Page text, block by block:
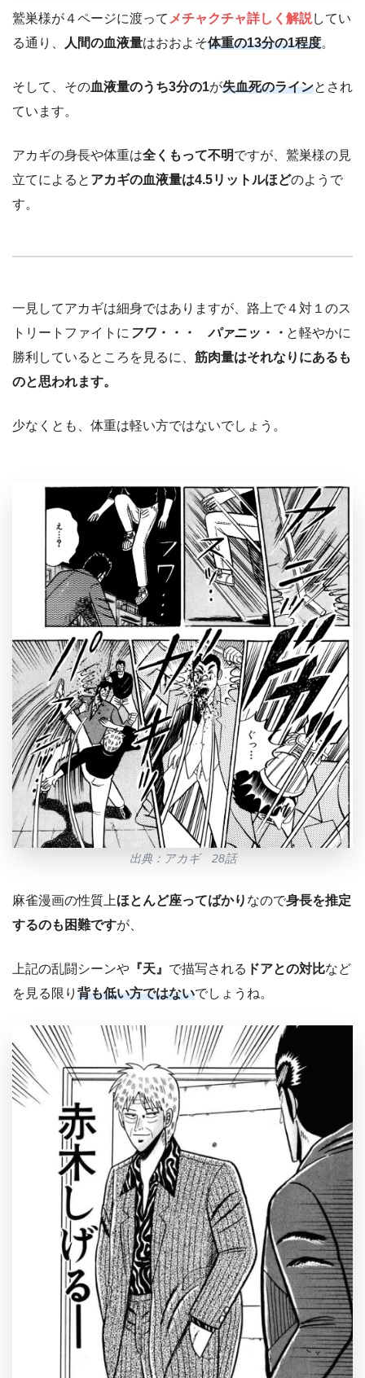
鷲巣様が４ページに渡って メチャクチャ詳しく解説してい
る通り、
人間の血液量はおおよそ体重の13分の1程度。
そして、その血液量のうち3分の1が失血死のラインとされ
ています。
アカギの身長や体重は全くもって不明ですが、鷲巣様の見
立てによると アカギの血液量は4.5リットルほどのようで
す。
一見してアカギは細身ではありますが、路上で４対１のス
トリートファイトに フワ・・・ パァニッ・・ と軽やかに
勝利しているところを見るに、 筋肉量はそれなりにあるも
のと思われます。
少なくとも、体重は軽い方ではないでしょう。
出典：アカギ 28話
麻雀漫画の性質上ほとんど座ってばかり なので身長を推定
するのも困難ですが、
上記の乱闘シーンや 『天』 で描写される ドアとの対比など
を見る限り 背も低い方ではないでしょうね。